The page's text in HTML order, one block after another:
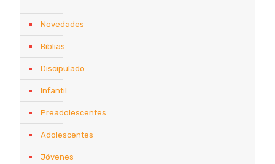
Novedades
Biblias
Discipulado
Infantil
Preadolescentes
Adolescentes
Jóvenes